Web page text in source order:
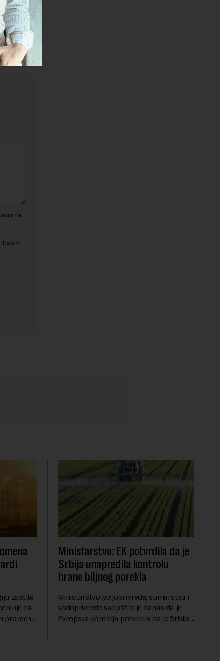
Uslovi
zaštite
da
promena,
Ministarstvo: EK potvrdila da je
Srbija unapredila kontrolu
hrane biljnog porekla
Ministarstvo poljoprivrede, šumarstva i
vodoprivrede saopštilo je danas da je
Evropska komisija potvrdila da je Srbija